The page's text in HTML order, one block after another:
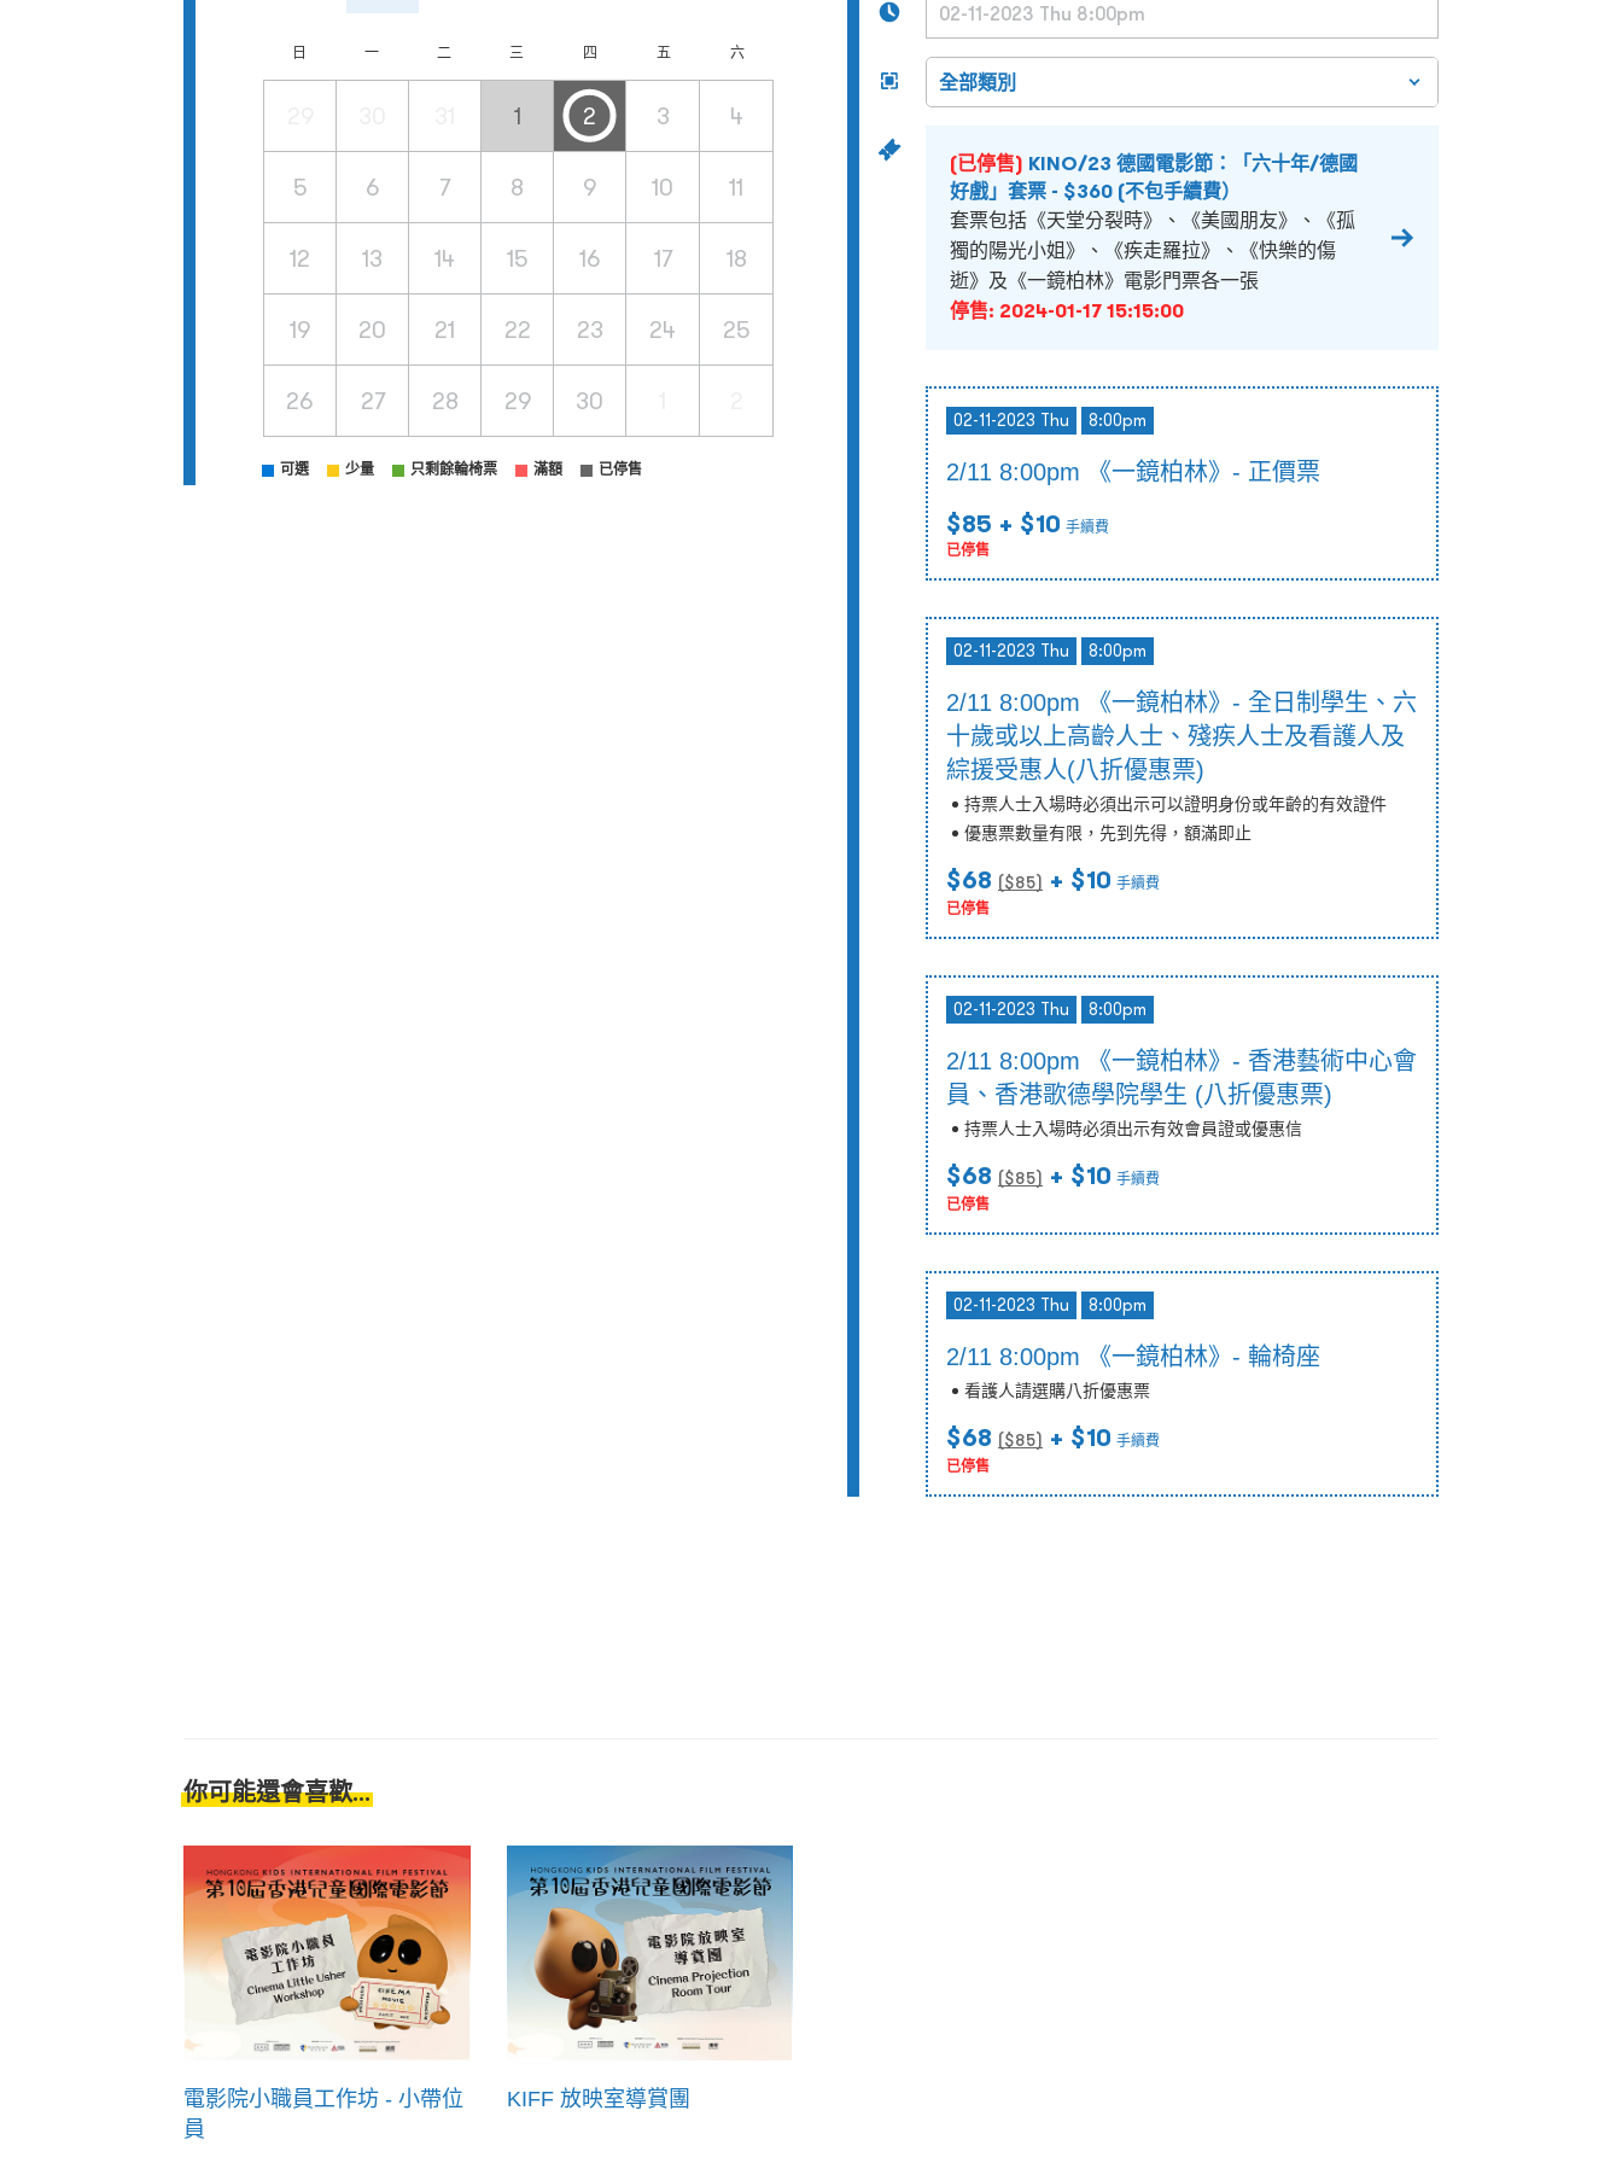
日 一 二 三 四 五 六
1 2 3 4
5 6 7 8 9 10 11
12 13 14 15 16 17 18
19 20 21 22 23 24 25
26 27 28 29 30
可選 少量 只剩餘輪椅票 滿額 已停售
(已停售) KINO/23 德國電影節：「六十年/德國
好戲」套票 - $360 (不包手續費）
套票包括《天堂分裂時》、《美國朋友》、《孤
獨的陽光小姐》、《疾走羅拉》、《快樂的傷
逝》及《一鏡柏林》電影門票各一張
停售: 2024-01-17 15:15:00
02-11-2023 Thu 8:00pm
2/11 8:00pm 《一鏡柏林》- 正價票
$85 + $10 手續費
已停售
02-11-2023 Thu 8:00pm
2/11 8:00pm 《一鏡柏林》- 全日制學生、六
十歲或以上高齡人士、殘疾人士及看護人及
綜援受惠人(八折優惠票)
持票人士入場時必須出示可以證明身份或年齡的有效證件
優惠票數量有限，先到先得，額滿即止
$68 ($85) + $10 手續費
已停售
02-11-2023 Thu 8:00pm
2/11 8:00pm 《一鏡柏林》- 香港藝術中心會
員、香港歌德學院學生 (八折優惠票)
持票人士入場時必須出示有效會員證或優惠信
$68 ($85) + $10 手續費
已停售
02-11-2023 Thu 8:00pm
2/11 8:00pm 《一鏡柏林》- 輪椅座
看護人請選購八折優惠票
$68 ($85) + $10 手續費
已停售
你可能還會喜歡...
電影院小職員工作坊 - 小帶位
員
KIFF 放映室導賞團